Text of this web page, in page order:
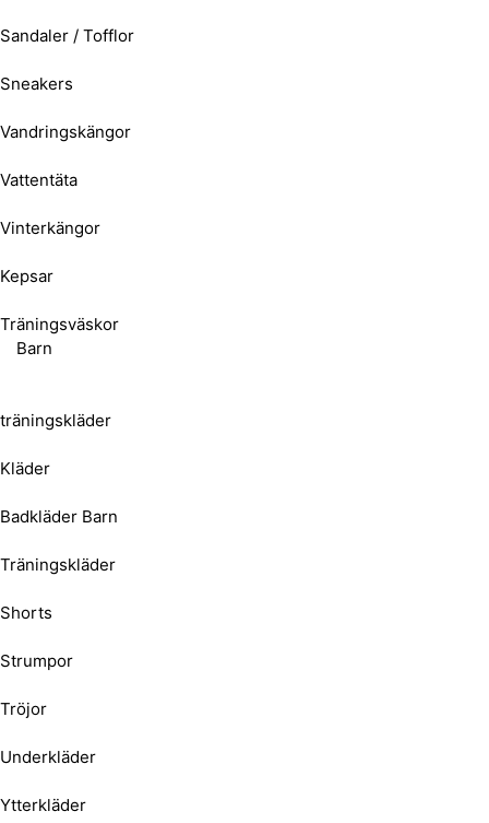
Sandaler / Tofflor
Sneakers
Vandringskängor
Vattentäta
Vinterkängor
Kepsar
Träningsväskor
Barn
träningskläder
Kläder
Badkläder Barn
Träningskläder
Shorts
Strumpor
Tröjor
Underkläder
Ytterkläder